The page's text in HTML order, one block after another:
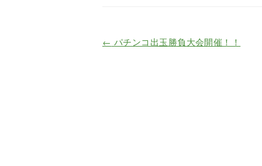
← パチンコ出玉勝負大会開催！！